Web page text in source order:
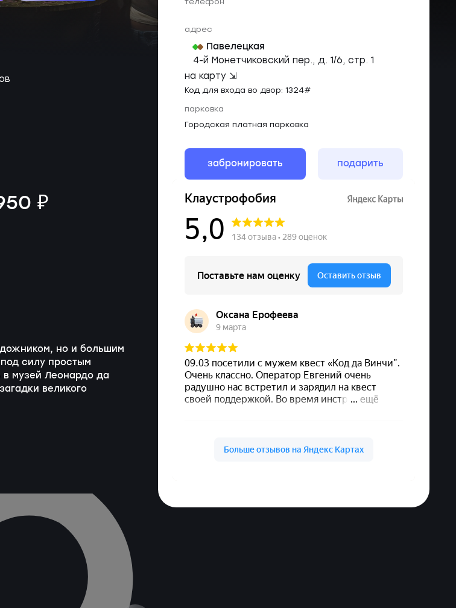
адрес
Павелецкая
4-й Монетчиковский пер., д. 1/6, стр. 1
на карту ⇲
Код для входа во двор: 1324#
парковка
Городская платная парковка
забронировать подарить
₽
но и большим
силу простым
в музей Леонардо да
великого